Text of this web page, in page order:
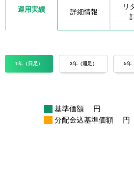
運用実績 詳細情報
リ
1年（日足） 3年（週足） 5年
基準価額
円
分配金込基準価額
円